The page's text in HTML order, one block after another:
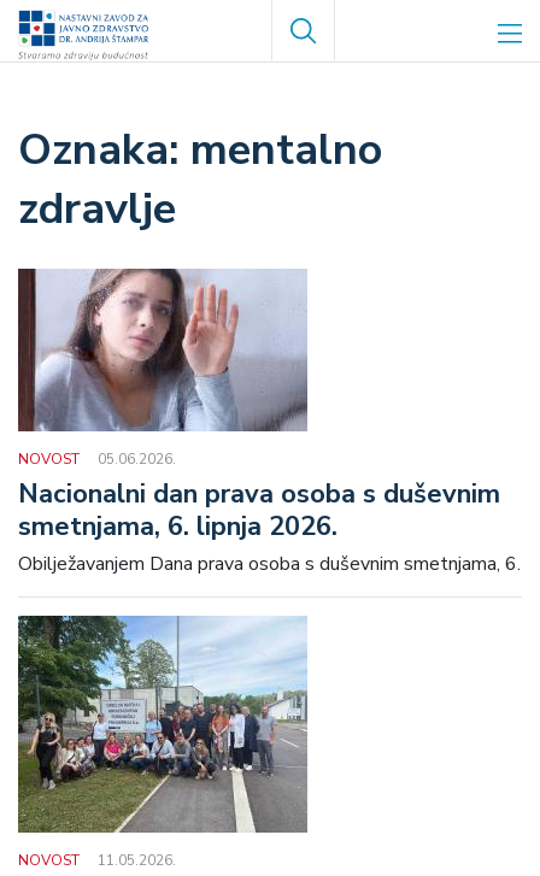
Skoči
Search
mentalno
zdravlje
NOVOST 05.06.2026.
Nacionalni dan prava osoba s duševnim
smetnjama, 6. lipnja 2026.
Obilježavanjem Dana prava osoba s duševnim smetnjama, 6.
NOVOST 11.05.2026.